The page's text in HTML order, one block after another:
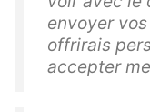
envoyer
offrirais
accepter